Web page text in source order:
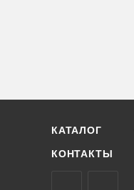
КАТАЛОГ
КОНТАКТЫ